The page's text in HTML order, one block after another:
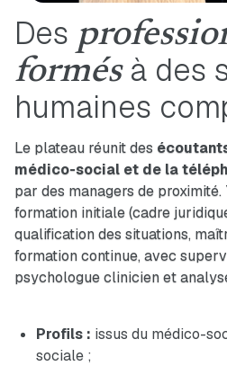
Des
formés à des
humaines
Le plateau réunit des
médico-social et de la
par des managers de proximité.
formation initiale (cadre
qualification des situations,
formation continue, avec
psychologue clinicien et
Profils : issus du médico-
sociale ;